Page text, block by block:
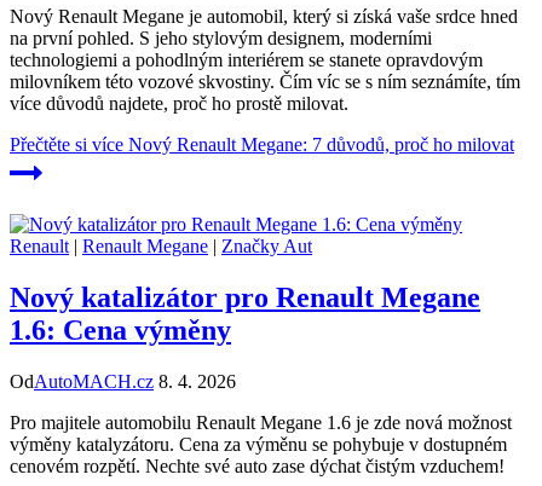
Nový Renault Megane je automobil, který si získá vaše srdce hned
na první pohled. S jeho stylovým designem, moderními
technologiemi a pohodlným interiérem se stanete opravdovým
milovníkem této vozové skvostiny. Čím víc se s ním seznámíte, tím
více důvodů najdete, proč ho prostě milovat.
Přečtěte si více Nový Renault Megane: 7 důvodů, proč ho milovat
Renault | Renault Megane | Značky Aut
Nový katalizátor pro Renault Megane
1.6: Cena výměny
OdAutoMACH.cz 8. 4. 2026
Pro majitele automobilu Renault Megane 1.6 je zde nová možnost
výměny katalyzátoru. Cena za výměnu se pohybuje v dostupném
cenovém rozpětí. Nechte své auto zase dýchat čistým vzduchem!